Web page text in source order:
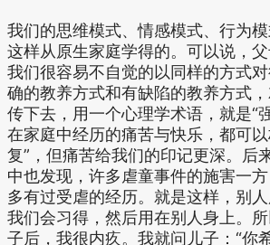
我们的思维模式、情感模式、行为
这样从原生家庭学得的。可以说，
我们很容易不自觉的以同样的方式
确的教养方式和有缺陷的教养方式
传下去，用一个心理学术语，就是“
在家庭中经历的痛苦与快乐，都可
复”，但痛苦给我们的印记更深。后
中也发现，许多虐童事件的施害一
多有过受虐的经历。就是这样，别
我们会习得，然后用在别人身上。
子后，我很内疚。我就问儿子：“你